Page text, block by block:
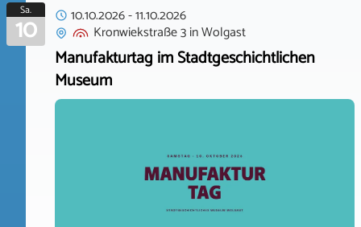
Sa.
10 10.10.2026-11.10.2026
Kronwiekstraße 3inWolgast
Manufakturtag im Stadtgeschichtlichen
Museum